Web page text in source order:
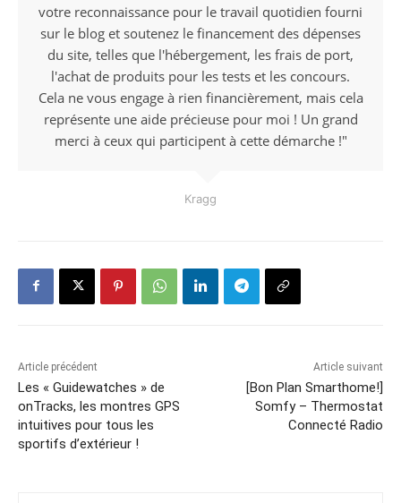
votre reconnaissance pour le travail quotidien fourni
sur le blog et soutenez le financement des dépenses
du site, telles que l'hébergement, les frais de port,
l'achat de produits pour les tests et les concours.
Cela ne vous engage à rien financièrement, mais cela
représente une aide précieuse pour moi ! Un grand
merci à ceux qui participent à cette démarche !"
Kragg
Article précédent
Les « Guidewatches » de
onTracks, les montres GPS
intuitives pour tous les
sportifs d’extérieur !
Article suivant
[Bon Plan Smarthome!]
Somfy – Thermostat
Connecté Radio